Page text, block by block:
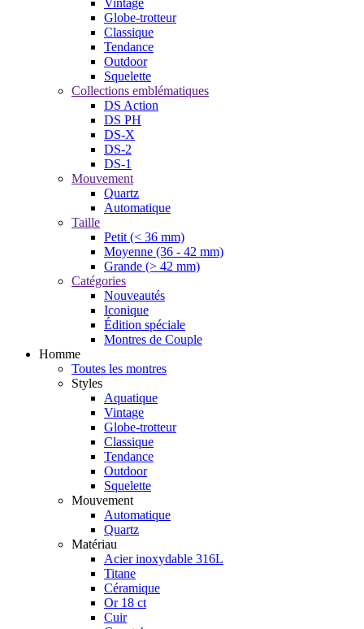
Globe-trotteur
Classique
Tendance
Outdoor
Squelette
Collections emblématiques
DS Action
DS PH
DS-X
DS-2
DS-1
Mouvement
Quartz
Automatique
Taille
Petit (< 36 mm)
Moyenne (36 - 42 mm)
Grande (> 42 mm)
Catégories
Nouveautés
Iconique
Édition spéciale
Montres de Couple
Homme
Toutes les montres
Styles
Aquatique
Vintage
Globe-trotteur
Classique
Tendance
Outdoor
Squelette
Mouvement
Automatique
Quartz
Matériau
Acier inoxydable 316L
Titane
Céramique
Or 18 ct
Cuir